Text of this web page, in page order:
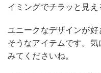
イミングでチラッと見
ユニークなデザインが
そうなアイテムです。
みてくださいね。